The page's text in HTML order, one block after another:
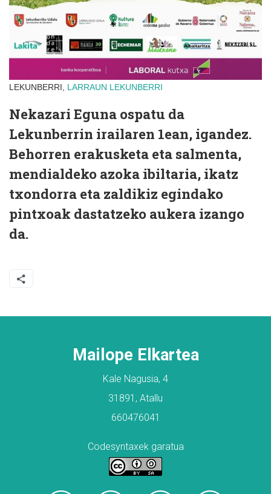
LEKUNBERRI, LARRAUN LEKUNBERRI
Nekazari Eguna ospatu da
Lekunberrin irailaren 1ean, igandez.
Behorren erakusketa eta salmenta,
mendialdeko azoka ibiltaria, ikatz
txondorra eta zaldikiz egindako
pintxoak dastatzeko aukera izango
da.
Mailope Elkartea
Kale Nagusia, 4
31891, Atallu
660476041
Codesyntaxek garatua